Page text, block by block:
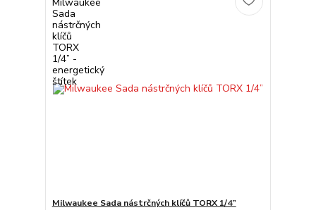
Milwaukee Sada nástrčných klíčů TORX 1/4”